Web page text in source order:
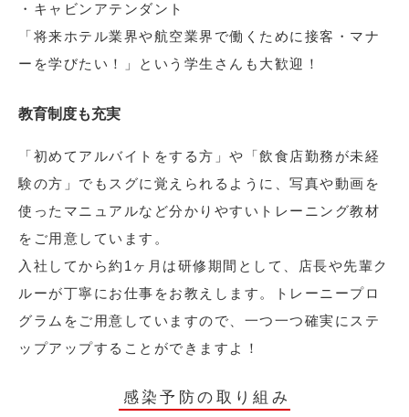
・キャビンアテンダント
「将来ホテル業界や航空業界で働くために接客・マナ
ーを学びたい！」という学生さんも大歓迎！
教育制度も充実
「初めてアルバイトをする方」や「飲食店勤務が未経
験の方」でもスグに覚えられるように、写真や動画を
使ったマニュアルなど分かりやすいトレーニング教材
をご用意しています。
入社してから約1ヶ月は研修期間として、店長や先輩ク
ルーが丁寧にお仕事をお教えします。トレーニープロ
グラムをご用意していますので、一つ一つ確実にステ
ップアップすることができますよ！
感染予防の取り組み